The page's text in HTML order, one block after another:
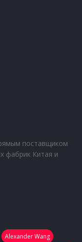
поставщиком
фабрик Китая и
Alexander Wang